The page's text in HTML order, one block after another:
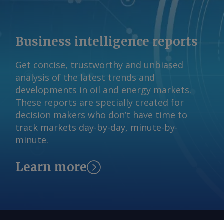
Mato Grosso foi plantada durante o
mesmo período. Isso gera preocupação
entre participantes de mercado quanto
à alta concorrência pelo transporte nos
corredores de exportação e à
disponibilidade de veículos, resultando
em um gargalo logístico, já que a
colheita dessas áreas também precisa
ocorrer simultaneamente. As questões
climáticas continuam sendo uma
preocupação. O acúmulo de chuvas em
Mato Grosso durante novembro
desenvolvimento das lavouras. No
entanto, as chuvas permaneceram
Business intelligence reports
Get concise, trustworthy and unbiased
analysis of the latest trends and
developments in oil and energy markets.
These reports are specially created for
decision makers who don’t have time to
track markets day-by-day, minute-by-
minute.
Learn more